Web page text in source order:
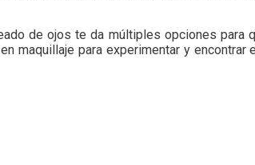
de ojos te da múltiples opciones para
maquillaje para experimentar y